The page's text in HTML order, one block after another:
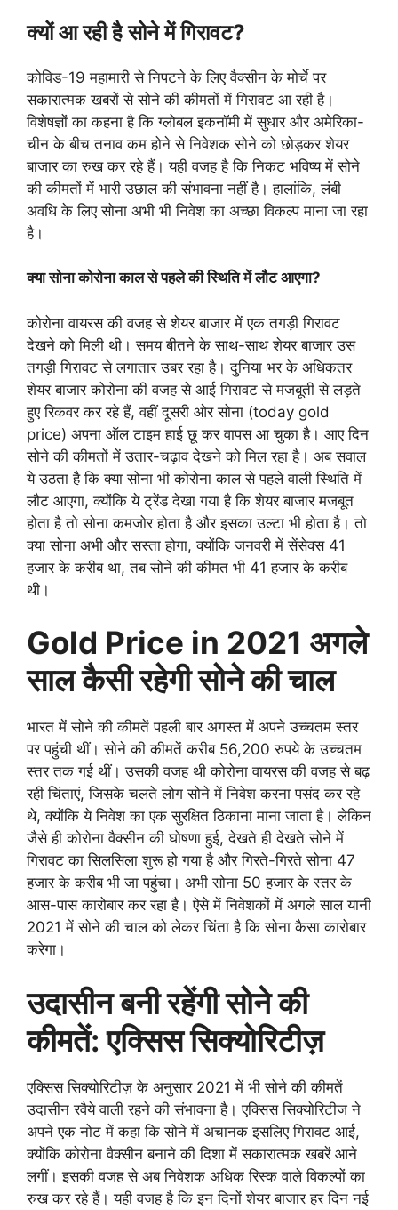
क्यों आ रही है सोने में गिरावट?
कोविड-19 महामारी से निपटने के लिए वैक्सीन के मोर्चे पर
सकारात्मक खबरों से सोने की कीमतों में गिरावट आ रही है।
विशेषज्ञों का कहना है कि ग्लोबल इकनॉमी में सुधार और अमेरिका-
चीन के बीच तनाव कम होने से निवेशक सोने को छोड़कर शेयर
बाजार का रुख कर रहे हैं। यही वजह है कि निकट भविष्य में सोने
की कीमतों में भारी उछाल की संभावना नहीं है। हालांकि, लंबी
अवधि के लिए सोना अभी भी निवेश का अच्छा विकल्प माना जा रहा
है।
क्या सोना कोरोना काल से पहले की स्थिति में लौट आएगा?
कोरोना वायरस की वजह से शेयर बाजार में एक तगड़ी गिरावट
देखने को मिली थी। समय बीतने के साथ-साथ शेयर बाजार उस
तगड़ी गिरावट से लगातार उबर रहा है। दुनिया भर के अधिकतर
शेयर बाजार कोरोना की वजह से आई गिरावट से मजबूती से लड़ते
हुए रिकवर कर रहे हैं, वहीं दूसरी ओर सोना (today gold
price) अपना ऑल टाइम हाई छू कर वापस आ चुका है। आए दिन
सोने की कीमतों में उतार-चढ़ाव देखने को मिल रहा है। अब सवाल
ये उठता है कि क्या सोना भी कोरोना काल से पहले वाली स्थिति में
लौट आएगा, क्योंकि ये ट्रेंड देखा गया है कि शेयर बाजार मजबूत
होता है तो सोना कमजोर होता है और इसका उल्टा भी होता है। तो
क्या सोना अभी और सस्ता होगा, क्योंकि जनवरी में सेंसेक्स 41
हजार के करीब था, तब सोने की कीमत भी 41 हजार के करीब
थी।
Gold Price in 2021 अगले
साल कैसी रहेगी सोने की चाल
भारत में सोने की कीमतें पहली बार अगस्त में अपने उच्चतम स्तर
पर पहुंची थीं। सोने की कीमतें करीब 56,200 रुपये के उच्चतम
स्तर तक गई थीं। उसकी वजह थी कोरोना वायरस की वजह से बढ़
रही चिंताएं, जिसके चलते लोग सोने में निवेश करना पसंद कर रहे
थे, क्योंकि ये निवेश का एक सुरक्षित ठिकाना माना जाता है। लेकिन
जैसे ही कोरोना वैक्सीन की घोषणा हुई, देखते ही देखते सोने में
गिरावट का सिलसिला शुरू हो गया है और गिरते-गिरते सोना 47
हजार के करीब भी जा पहुंचा। अभी सोना 50 हजार के स्तर के
आस-पास कारोबार कर रहा है। ऐसे में निवेशकों में अगले साल यानी
2021 में सोने की चाल को लेकर चिंता है कि सोना कैसा कारोबार
करेगा।
उदासीन बनी रहेंगी सोने की
कीमतें: एक्सिस सिक्योरिटीज़
एक्सिस सिक्योरिटीज़ के अनुसार 2021 में भी सोने की कीमतें
उदासीन रवैये वाली रहने की संभावना है। एक्सिस सिक्योरिटीज ने
अपने एक नोट में कहा कि सोने में अचानक इसलिए गिरावट आई,
क्योंकि कोरोना वैक्सीन बनाने की दिशा में सकारात्मक खबरें आने
लगीं। इसकी वजह से अब निवेशक अधिक रिस्क वाले विकल्पों का
रुख कर रहे हैं। यही वजह है कि इन दिनों शेयर बाजार हर दिन नई